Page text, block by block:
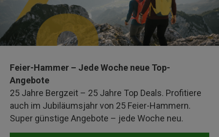
Feier-Hammer – Jede Woche neue Top-
Angebote
25 Jahre Bergzeit – 25 Jahre Top Deals. Profitiere
auch im Jubiläumsjahr von 25 Feier-Hammern.
Super günstige Angebote – jede Woche neu.